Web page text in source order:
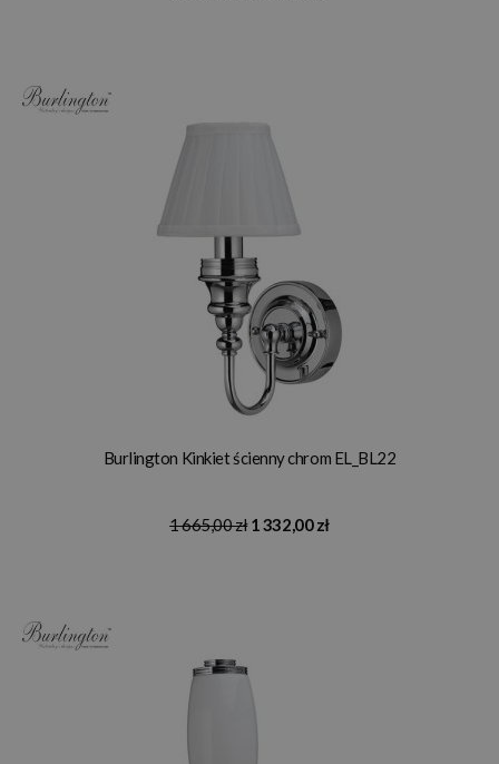
Burlington Kinkiet ścienny chrom EL_BL22
1 665,00 zł 1 332,00 zł